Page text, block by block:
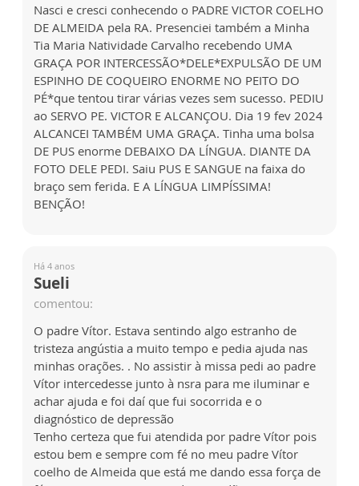
Nasci e cresci conhecendo o PADRE VICTOR COELHO
DE ALMEIDA pela RA. Presenciei também a Minha
Tia Maria Natividade Carvalho recebendo UMA
GRAÇA POR INTERCESSÃO*DELE*EXPULSÃO DE UM
ESPINHO DE COQUEIRO ENORME NO PEITO DO
PÉ*que tentou tirar várias vezes sem sucesso. PEDIU
ao SERVO PE. VICTOR E ALCANÇOU. Dia 19 fev 2024
ALCANCEI TAMBÉM UMA GRAÇA. Tinha uma bolsa
DE PUS enorme DEBAIXO DA LÍNGUA. DIANTE DA
FOTO DELE PEDI. Saiu PUS E SANGUE na faixa do
braço sem ferida. E A LÍNGUA LIMPÍSSIMA!
BENÇÃO!
Há 4 anos
Sueli
comentou:
O padre Vítor. Estava sentindo algo estranho de
tristeza angústia a muito tempo e pedia ajuda nas
minhas orações. . No assistir à missa pedi ao padre
Vítor intercedesse junto à nsra para me iluminar e
achar ajuda e foi daí que fui socorrida e o
diagnóstico de depressão
Tenho certeza que fui atendida por padre Vítor pois
estou bem e sempre com fé no meu padre Vítor
coelho de Almeida que está me dando essa força de